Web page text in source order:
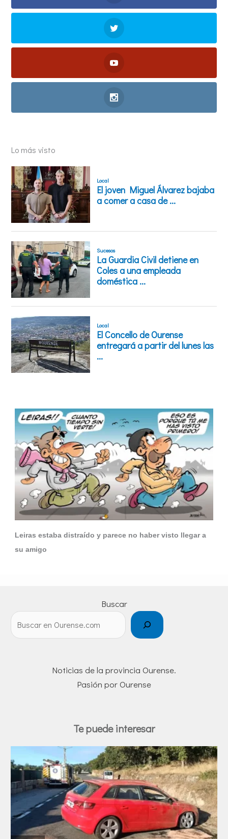
Lo más visto
Leiras estaba distraído y parece no haber visto llegar a
su amigo
Buscar
Noticias de la provincia Ourense.
Pasión por Ourense
Te puede interesar